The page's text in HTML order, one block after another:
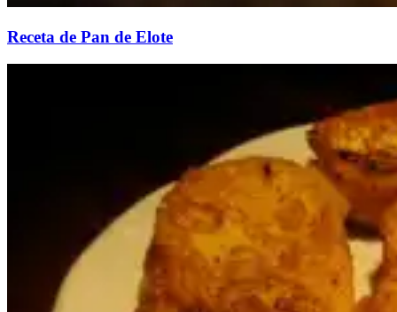
Receta de Pan de Elote